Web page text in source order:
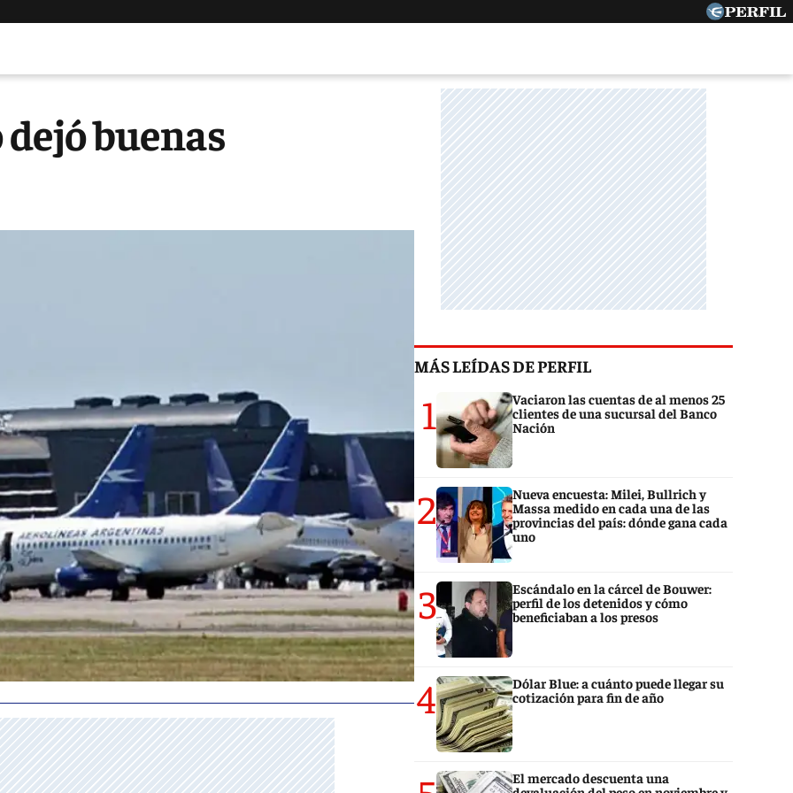
buenas
MÁS LEÍDAS DE PERFIL
1
Vaciaron las cuentas de al menos 25
clientes de una sucursal del Banco
Nación
2
Nueva encuesta: Milei, Bullrich y
Massa medido en cada una de las
provincias del país: dónde gana cada
uno
3
Escándalo en la cárcel de Bouwer:
perfil de los detenidos y cómo
beneficiaban a los presos
4
Dólar Blue: a cuánto puede llegar su
cotización para fin de año
El mercado descuenta una